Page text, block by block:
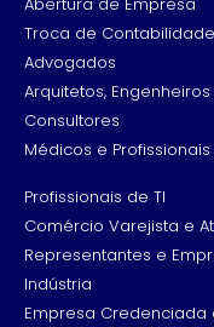
Troca de Contabilidade
Advogados
Arquitetos,
Consultores
Médicos e
Profissionais de TI
Comércio Varejista e
Representantes e
Indústria
Empresa Credenciada